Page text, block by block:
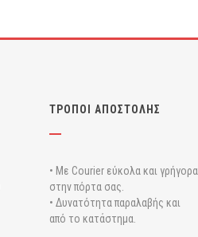
ΤΡΟΠΟΙ ΑΠΟΣΤΟΛΗΣ
• Με Courier εύκολα και γρήγορα
στην πόρτα σας.
• Δυνατότητα παραλαβής και
από το κατάστημα.